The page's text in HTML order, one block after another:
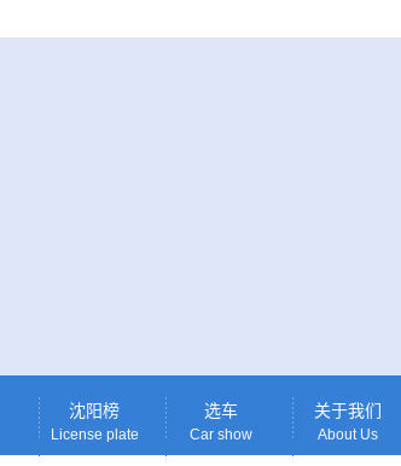
沈阳榜
License plate
选车
Car show
关于我们
About Us